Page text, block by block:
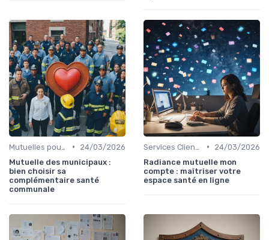
•
24/03/2026
Mutuelle des municipaux :
bien choisir sa
complémentaire santé
communale
•
24/03/2026
Radiance mutuelle mon
compte : maîtriser votre
espace santé en ligne